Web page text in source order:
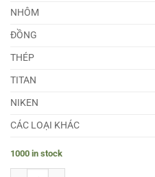
NHÔM
ĐỒNG
THÉP
TITAN
NIKEN
CÁC LOẠI KHÁC
1000 in stock